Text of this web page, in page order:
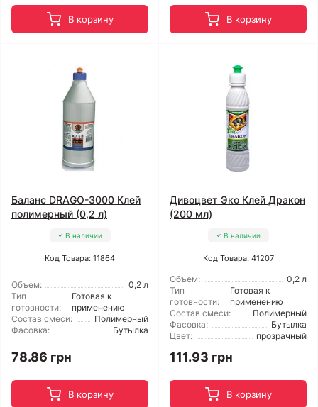
В корзину В корзину
Баланс DRAGО-3000 Клей
полимерный (0,2 л)
В наличии
Код Товара: 11864
Объем:
0,2 л
Тип
готовности:
Готовая к
применению
Состав смеси:
Полимерный
Фасовка:
Бутылка
78.86 грн
В корзину
Дивоцвет Эко Клей Дракон
(200 мл)
В наличии
Код Товара: 41207
Объем:
0,2 л
Тип
готовности:
Готовая к
применению
Состав смеси:
Полимерный
Фасовка:
Бутылка
Цвет:
прозрачный
111.93 грн
В корзину